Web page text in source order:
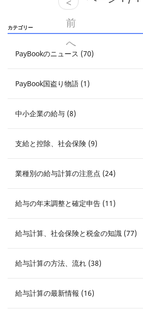
前
へ
カテゴリー
PayBookのニュース (70)
PayBook国盗り物語 (1)
中小企業の給与 (8)
支給と控除、社会保険 (9)
業種別の給与計算の注意点 (24)
給与の年末調整と確定申告 (11)
給与計算、社会保険と税金の知識 (77)
給与計算の方法、流れ (38)
給与計算の最新情報 (16)